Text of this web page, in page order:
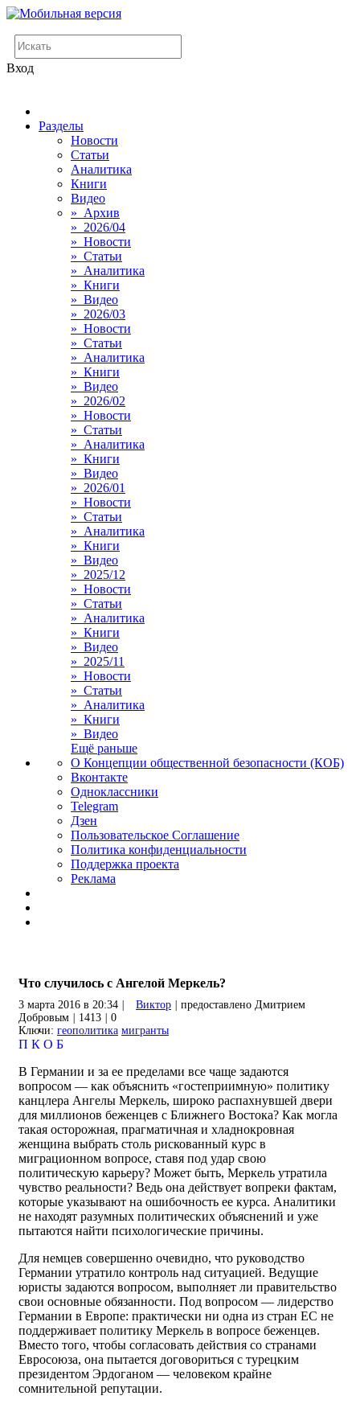
Вход
Разделы
Новости
Статьи
Аналитика
Книги
Видео
» Архив
» 2026/04
» Новости
» Статьи
» Аналитика
» Книги
» Видео
» 2026/03
» Новости
» Статьи
» Аналитика
» Книги
» Видео
» 2026/02
» Новости
» Статьи
» Аналитика
» Книги
» Видео
» 2026/01
» Новости
» Статьи
» Аналитика
» Книги
» Видео
» 2025/12
» Новости
» Статьи
» Аналитика
» Книги
» Видео
» 2025/11
» Новости
» Статьи
» Аналитика
» Книги
» Видео
Ещё раньше
О Концепции общественной безопасности (КОБ)
Вконтакте
Одноклассники
Telegram
Дзен
Пользовательское Соглашение
Политика конфиденциальности
Поддержка проекта
Реклама
Что случилось с Ангелой Меркель?
3 марта 2016 в 20:34 Виктор
предоставлено Дмитрием
Добровым
1413
0
Ключи: геополитика мигранты
П К О Б
В Германии и за ее пределами все чаще задаются
вопросом — как объяснить «гостеприимную» политику
канцлера Ангелы Меркель, широко распахнувшей двери
для миллионов беженцев с Ближнего Востока? Как могла
такая осторожная, прагматичная и хладнокровная
женщина выбрать столь рискованный курс в
миграционном вопросе, ставя под удар свою
политическую карьеру? Может быть, Меркель утратила
чувство реальности? Ведь она действует вопреки фактам,
которые указывают на ошибочность ее курса. Аналитики
не находят разумных политических объяснений и уже
пытаются найти психологические причины.
Для немцев совершенно очевидно, что руководство
Германии утратило контроль над ситуацией. Ведущие
юристы задаются вопросом, выполняет ли правительство
свои основные обязанности. Под вопросом — лидерство
Германии в Европе: практически ни одна из стран ЕС не
поддерживает политику Меркель в вопросе беженцев.
Вместо того, чтобы согласовать действия со странами
Евросоюза, она пытается договориться с турецким
президентом Эрдоганом — человеком крайне
сомнительной репутации.